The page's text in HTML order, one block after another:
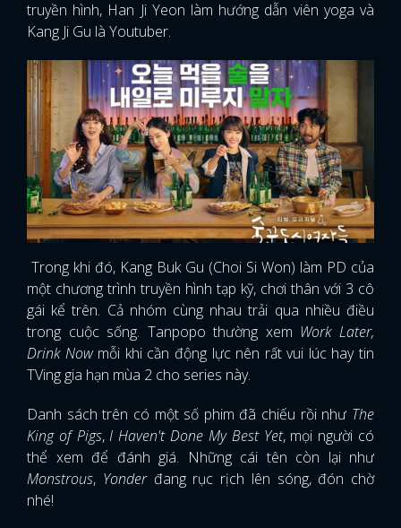
truyền hình, Han Ji Yeon làm hướng dẫn viên yoga và
Kang Ji Gu là Youtuber.
Trong khi đó, Kang Buk Gu (Choi Si Won) làm PD của
một chương trình truyền hình tạp kỹ, chơi thân với 3 cô
gái kể trên. Cả nhóm cùng nhau trải qua nhiều điều
trong cuộc sống. Tanpopo thường xem Work Later,
Drink Now mỗi khi cần động lực nên rất vui lúc hay tin
TVing gia hạn mùa 2 cho series này.
Danh sách trên có một số phim đã chiếu rồi như The
King of Pigs,I Haven't Done My Best Yet, mọi người có
thể xem để đánh giá. Những cái tên còn lại như
Monstrous, Yonderđang rục rịch lên sóng, đón chờ
nhé!